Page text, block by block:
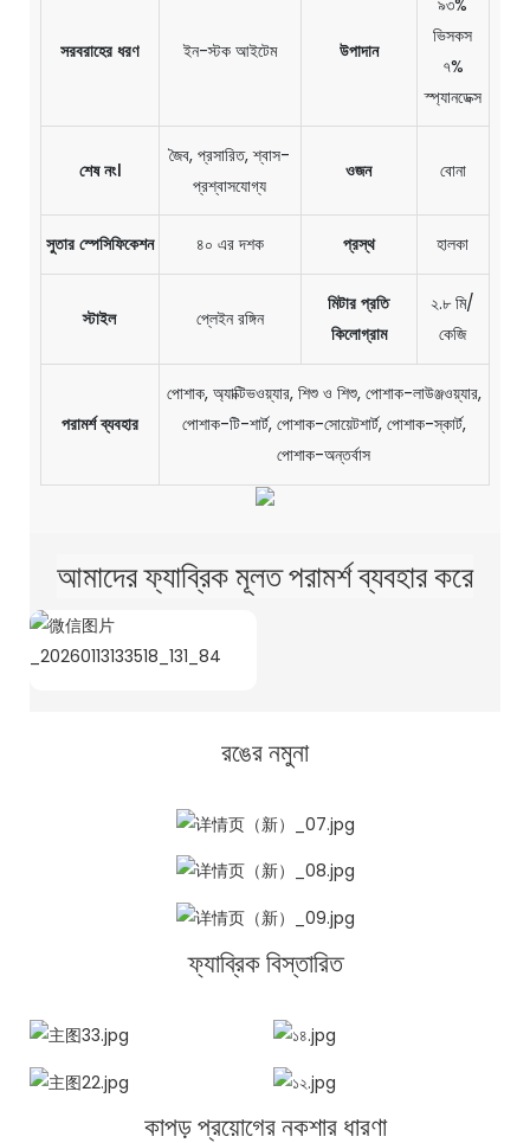
সরবরাহের ধরণ ইন-স্টক আইটেম উপাদান
৯৩%
ভিসকস
৭%
স্প্যানডেক্স
শেষ নং।
জৈব, প্রসারিত, শ্বাস-
প্রশ্বাসযোগ্য
ওজন বোনা
সুতার স্পেসিফিকেশন ৪০ এর দশক প্রস্থ হালকা
স্টাইল প্লেইন রঙ্গিন
মিটার প্রতি
কিলোগ্রাম
২.৮ মি/
কেজি
পরামর্শ ব্যবহার
পোশাক, অ্যাক্টিভওয়্যার, শিশু ও শিশু, পোশাক-লাউঞ্জওয়্যার,
পোশাক-টি-শার্ট, পোশাক-সোয়েটশার্ট, পোশাক-স্কার্ট,
পোশাক-অন্তর্বাস
আমাদের ফ্যাব্রিক মূলত পরামর্শ ব্যবহার করে
রঙের নমুনা
ফ্যাব্রিক বিস্তারিত
কাপড় প্রয়োগের নকশার ধারণা